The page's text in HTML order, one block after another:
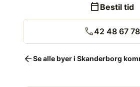
calendar_today Bestil tid
call42 48 67 78
arrow_backSe alle byer i Skanderborg